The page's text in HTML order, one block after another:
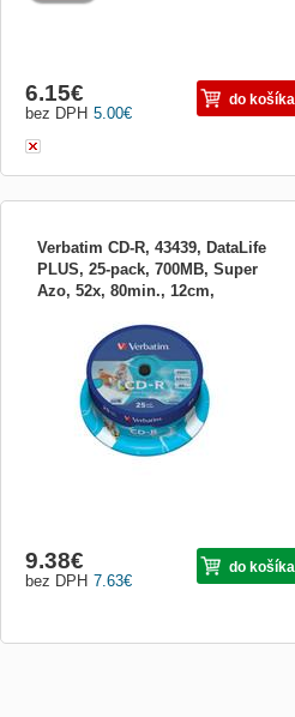
5.00€
bez DPH
6.15€ do košíka
Verbatim CD-R, 43439, DataLife
PLUS, 25-pack, 700MB, Super
Azo, 52x, 80min., 12cm,
medií, které nabízí maximální rychlost
zápisu až 52x, kapacitu 700 MB, vynikající
odolnost vůči UV záření a možnost
vlastního potisku. ZÁKLADNÍ
SPECIFIKACE Kapacita: 700 MB Počet
disků v balení: 25 Max. zapisovací ryc...
7.63€
bez DPH
9.38€ do košíka